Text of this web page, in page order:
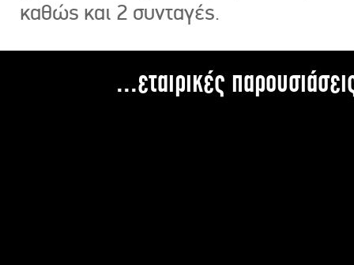
καθώς και 2 συνταγές.
...εταιρικές